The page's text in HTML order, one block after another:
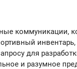
для
и разумное